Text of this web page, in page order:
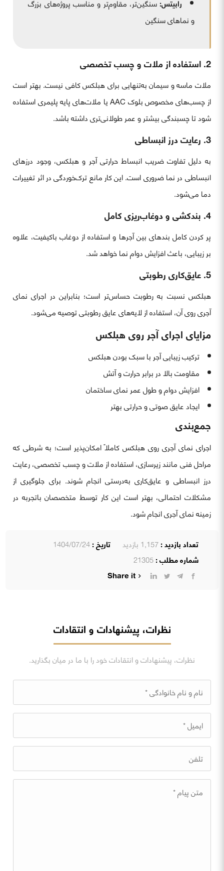
رابیتس:سنگین‌تر، مقاوم‌تر و مناسب پروژه‌های بزرگ
و نماهای سنگین
2. استفاده از ملات و چسب تخصصی
ملات ماسه و سیمان به‌تنهایی برای هبلکس کافی نیست. بهتر است
از چسب‌های مخصوص بلوک AAC یا ملات‌های پایه پلیمری استفاده
شود تا چسبندگی بیشتر و عمر طولانی‌تری داشته باشد.
3. رعایت درز انبساطی
به دلیل تفاوت ضریب انبساط حرارتی آجر و هبلکس، وجود درزهای
انبساطی در نما ضروری است. این کار مانع ترک‌خوردگی در اثر تغییرات
دما می‌شود.
4. بندکشی و دوغاب‌ریزی کامل
پر کردن کامل بندهای بین آجرها و استفاده از دوغاب باکیفیت، علاوه
بر زیبایی، باعث افزایش دوام نما خواهد شد.
5. عایق‌کاری رطوبتی
هبلکس نسبت به رطوبت حساس‌تر است؛ بنابراین در اجرای نمای
آجری روی آن، استفاده از لایه‌های عایق رطوبتی توصیه می‌شود.
مزایای اجرای آجر روی هبلکس
ترکیب زیبایی آجر با سبک بودن هبلکس
مقاومت بالا در برابر حرارت و آتش
افزایش دوام و طول عمر نمای ساختمان
ایجاد عایق صوتی و حرارتی بهتر
جمع‌بندی
اجرای نمای آجری روی هبلکس کاملاً امکان‌پذیر است؛ به شرطی که
مراحل فنی مانند زیرسازی، استفاده از ملات و چسب تخصصی، رعایت
درز انبساطی و عایق‌کاری به‌درستی انجام شوند. برای جلوگیری از
مشکلات احتمالی، بهتر است این کار توسط متخصصان باتجربه در
زمینه نمای آجری انجام شود.
تعداد بازدید :1,157 بازدید تاریخ :1404/07/24
شماره مطلب :21305
Share it
نظرات، پیشنهادات و انتقادات
نظرات، پیشنهادات و انتقادات خود را با ما در میان بگذارید.